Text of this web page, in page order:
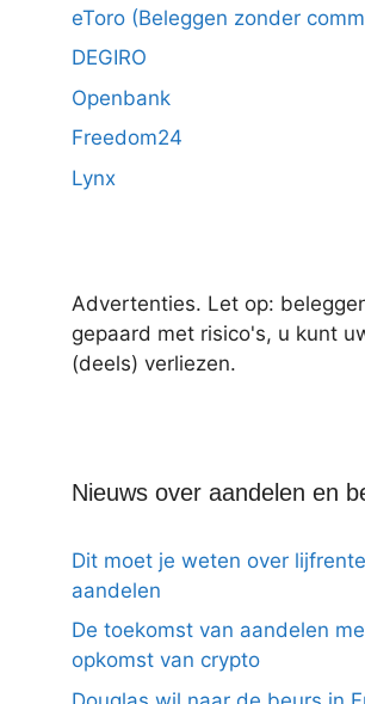
eToro (Beleggen zonder
DEGIRO
Openbank
Freedom24
Lynx
Advertenties. Let op:
gepaard met risico's, u kunt
(deels) verliezen.
Nieuws over aandelen en
Dit moet je weten over
aandelen
De toekomst van aandelen
opkomst van crypto